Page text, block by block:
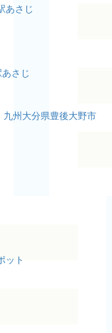
あさじ
さじ
州大分県豊後大野市
ット